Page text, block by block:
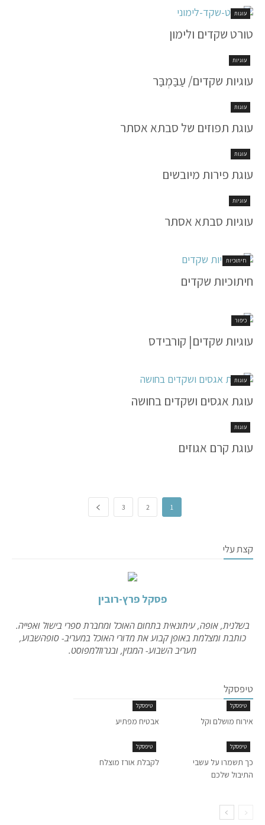
עוגות
טורט שקדים ולימון
עוגיות
עוגיות שקדים/ עַבַּמְבַּר
עוגות
עוגת תפוזים של סבתא אסתר
עוגות
עוגת פירות מיובשים
עוגיות
עוגיות סבתא אסתר
חיתוכיות
חיתוכיות שקדים
כיפור
עוגיות שקדים| קורבידס
עוגות
עוגת אגסים ושקדים בחושה
עוגות
עוגת קרם אגוזים
1
2
3
קצת עלי
פסקל פרץ-רובין
בשלנית, אופה, עיתונאית בתחום האוכל ומחברת ספרי בישול ואפייה.
כותבת ומצלמת באופן קבוע את מדורי האוכל במעריב- סופהשבוע,
מעריב השבוע- המגזין, ובגרוזלמפוסט.
טיפסקל
טיפסקל
אירוח מושלם וקל
טיפסקל
אבטיח מפתיע
טיפסקל
כך תשמרו על עשבי
התיבול שלכם
טיפסקל
לקבלת אורז מוצלח